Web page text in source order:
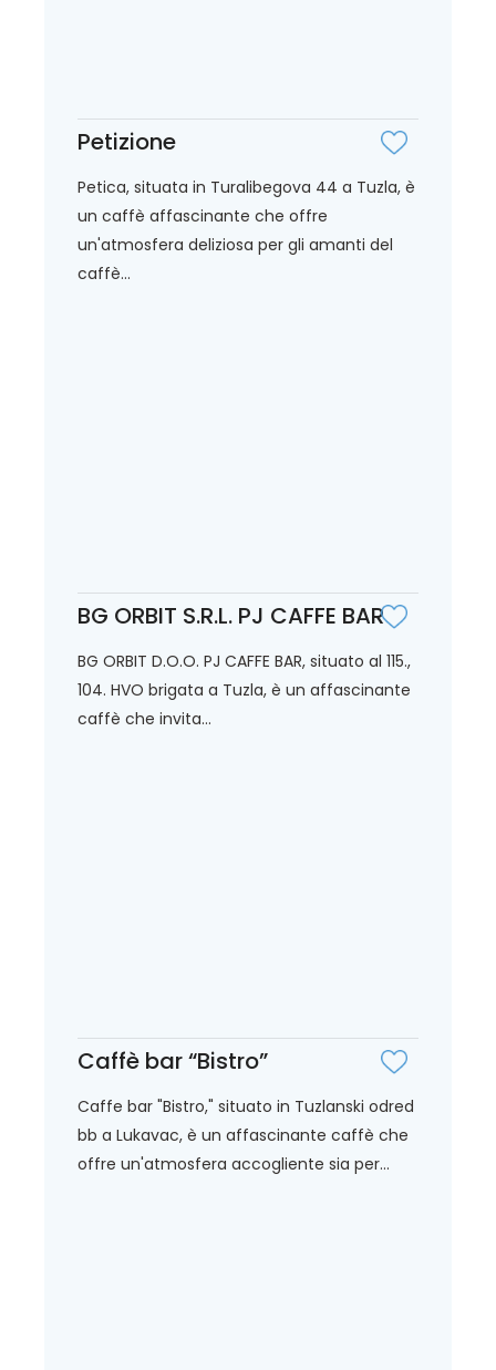
Petizione
Petica, situata in Turalibegova 44 a Tuzla, è
un caffè affascinante che offre
un'atmosfera deliziosa per gli amanti del
caffè...
BG ORBIT S.R.L. PJ CAFFE BAR
BG ORBIT D.O.O. PJ CAFFE BAR, situato al 115.,
104. HVO brigata a Tuzla, è un affascinante
caffè che invita...
Caffè bar “Bistro”
Caffe bar "Bistro," situato in Tuzlanski odred
bb a Lukavac, è un affascinante caffè che
offre un'atmosfera accogliente sia per...